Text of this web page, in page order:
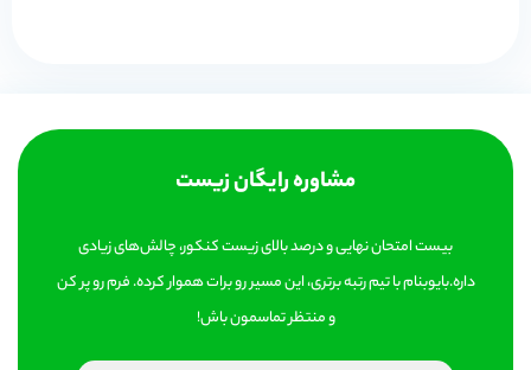
مشاوره رایگان زیست
بیست امتحان نهایی و درصد بالای زیست کنکور، چالش‌های زیادی
داره.بایوبنام با تیم رتبه برتری، این مسیر رو برات هموار کرده. فرم رو پر کن
و منتظر تماسمون باش!